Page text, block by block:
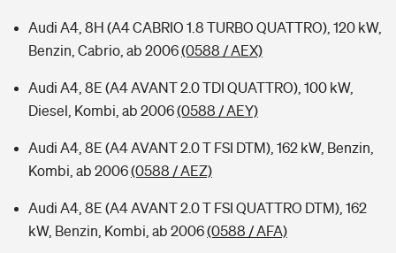
Audi A4, 8H (A4 CABRIO 1.8 TURBO QUATTRO), 120 kW,
Benzin, Cabrio, ab 2006(0588 / AEX)
Audi A4, 8E (A4 AVANT 2.0 TDI QUATTRO), 100 kW,
Diesel, Kombi, ab 2006(0588 / AEY)
Audi A4, 8E (A4 AVANT 2.0 T FSI DTM), 162 kW, Benzin,
Kombi, ab 2006(0588 / AEZ)
Audi A4, 8E (A4 AVANT 2.0 T FSI QUATTRO DTM), 162
kW, Benzin, Kombi, ab 2006(0588 / AFA)